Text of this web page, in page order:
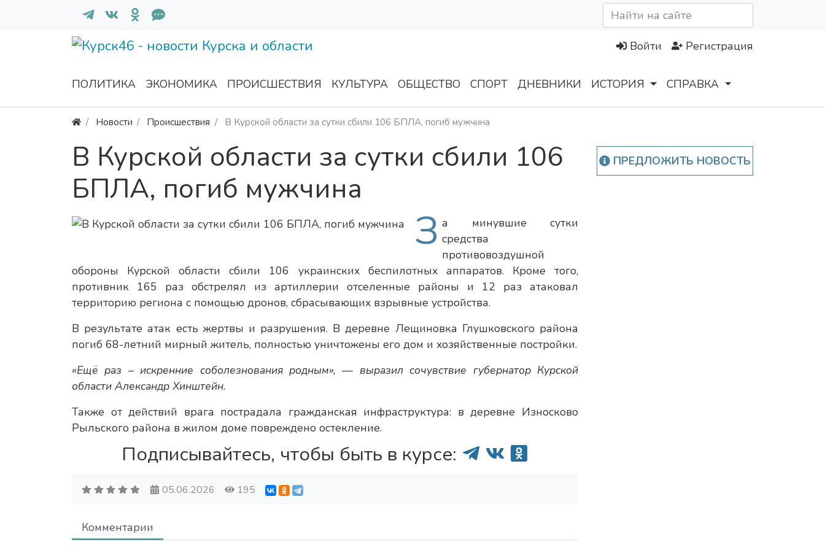
Войти Регистрация
ПОЛИТИКА ЭКОНОМИКА ПРОИСШЕСТВИЯ КУЛЬТУРА ОБЩЕСТВО СПОРТ ДНЕВНИКИ ИСТОРИЯ СПРАВКА
Новости Происшествия В Курской области за сутки сбили 106 БПЛА, погиб мужчина
В Курской области за сутки сбили 106
БПЛА, погиб мужчина
З а минувшие сутки
средства
противовоздушной
обороны Курской области сбили 106 украинских беспилотных аппаратов. Кроме того,
противник 165 раз обстрелял из артиллерии отселенные районы и 12 раз атаковал
территорию региона с помощью дронов, сбрасывающих взрывные устройства.
В результате атак есть жертвы и разрушения. В деревне Лещиновка Глушковского района
погиб 68-летний мирный житель, полностью уничтожены его дом и хозяйственные постройки.
«Ещё раз – искренние соболезнования родным», — выразил сочувствие губернатор Курской
области Александр Хинштейн.
Также от действий врага пострадала гражданская инфраструктура: в деревне Износково
Рыльского района в жилом доме повреждено остекление.
Подписывайтесь, чтобы быть в курсе:
05.06.2026 195
Комментарии
ПРЕДЛОЖИТЬ НОВОСТЬ